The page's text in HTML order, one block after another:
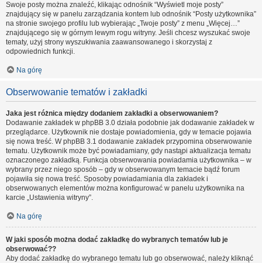
Swoje posty można znaleźć, klikając odnośnik “Wyświetl moje posty”
znajdujący się w panelu zarządzania kontem lub odnośnik “Posty użytkownika”
na stronie swojego profilu lub wybierając „Twoje posty” z menu „Więcej…”
znajdującego się w górnym lewym rogu witryny. Jeśli chcesz wyszukać swoje
tematy, użyj strony wyszukiwania zaawansowanego i skorzystaj z
odpowiednich funkcji.
Na górę
Obserwowanie tematów i zakładki
Jaka jest różnica między dodaniem zakładki a obserwowaniem?
Dodawanie zakładek w phpBB 3.0 działa podobnie jak dodawanie zakładek w
przeglądarce. Użytkownik nie dostaje powiadomienia, gdy w temacie pojawia
się nowa treść. W phpBB 3.1 dodawanie zakładek przypomina obserwowanie
tematu. Użytkownik może być powiadamiany, gdy nastąpi aktualizacja tematu
oznaczonego zakładką. Funkcja obserwowania powiadamia użytkownika – w
wybrany przez niego sposób – gdy w obserwowanym temacie bądź forum
pojawiła się nowa treść. Sposoby powiadamiania dla zakładek i
obserwowanych elementów można konfigurować w panelu użytkownika na
karcie „Ustawienia witryny”.
Na górę
W jaki sposób można dodać zakładkę do wybranych tematów lub je
obserwować??
Aby dodać zakładkę do wybranego tematu lub go obserwować, należy kliknąć